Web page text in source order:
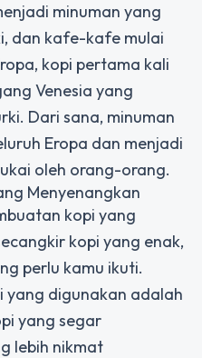
minuman yang
dan kafe-kafe mulai
kopi pertama kali
Venesia yang
Dari sana, minuman
Eropa dan menjadi
oleh orang-orang.
Menyenangkan
kopi yang
kopi yang enak,
perlu kamu ikuti.
yang digunakan adalah
yang segar
lebih nikmat